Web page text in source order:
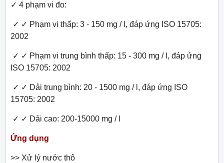
✓ 4 phạm vi đo:
✓ ✓ Phạm vi thấp: 3 - 150 mg / l, đáp ứng ISO 15705:
2002
✓ ✓ Phạm vi trung bình thấp: 15 - 300 mg / l, đáp ứng
ISO 15705: 2002
✓ ✓ Dải trung bình: 20 - 1500 mg / l, đáp ứng ISO
15705: 2002
✓ ✓ Dải cao: 200-15000 mg / l
Ứng dụng
>> Xử lý nước thô